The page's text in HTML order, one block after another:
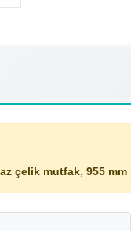
çelik mutfak 955